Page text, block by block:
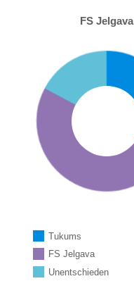
FS Jelgava
Tukums
FS Jelgava
Unentschieden